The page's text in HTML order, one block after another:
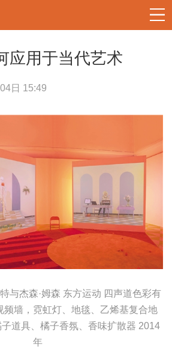
应用于当代艺术
日 15:49
与杰森·姆森 东方运动 四声道色彩有
频墙，霓虹灯、地毯、乙烯基复合地
道具、橘子香氛、香味扩散器 2014
年